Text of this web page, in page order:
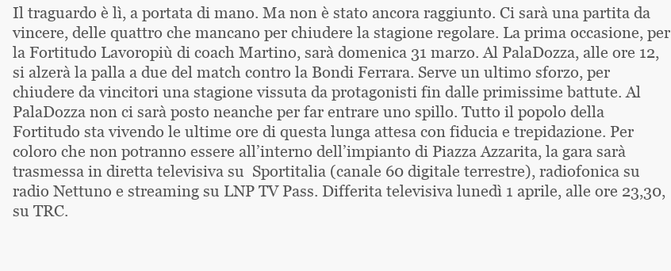
Il traguardo è lì, a portata di mano. Ma non è stato ancora raggiunto. Ci sarà una partita da
vincere, delle quattro che mancano per chiudere la stagione regolare. La prima occasione, per
la Fortitudo Lavoropiù di coach Martino, sarà domenica 31 marzo. Al PalaDozza, alle ore 12,
si alzerà la palla a due del match contro la Bondi Ferrara. Serve un ultimo sforzo, per
chiudere da vincitori una stagione vissuta da protagonisti fin dalle primissime battute. Al
PalaDozza non ci sarà posto neanche per far entrare uno spillo. Tutto il popolo della
Fortitudo sta vivendo le ultime ore di questa lunga attesa con fiducia e trepidazione. Per
coloro che non potranno essere all’interno dell’impianto di Piazza Azzarita, la gara sarà
trasmessa in diretta televisiva su Sportitalia (canale 60 digitale terrestre), radiofonica su
radio Nettuno e streaming su LNP TV Pass. Differita televisiva lunedì 1 aprile, alle ore 23,30,
su TRC.